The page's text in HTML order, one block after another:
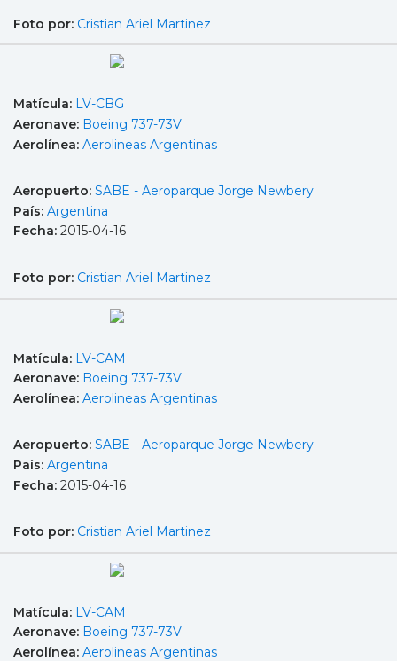
Foto por: Cristian Ariel Martinez
Matícula: LV-CBG
Aeronave: Boeing 737-73V
Aerolínea: Aerolineas Argentinas
Aeropuerto: SABE - Aeroparque Jorge Newbery
País: Argentina
Fecha: 2015-04-16
Foto por: Cristian Ariel Martinez
Matícula: LV-CAM
Aeronave: Boeing 737-73V
Aerolínea: Aerolineas Argentinas
Aeropuerto: SABE - Aeroparque Jorge Newbery
País: Argentina
Fecha: 2015-04-16
Foto por: Cristian Ariel Martinez
Matícula: LV-CAM
Aeronave: Boeing 737-73V
Aerolínea: Aerolineas Argentinas